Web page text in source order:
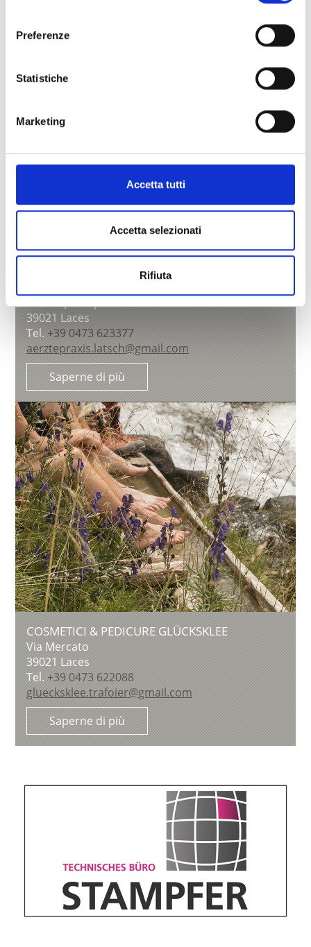
Preferenze
Statistiche
Marketing
Accetta tutti
Accetta selezionati
Rifiuta
Saperne di più
Strada principale 65b
39021 Laces
Tel.+39 0473 623377
aerztepraxis.latsch@gmail.com
Saperne di più
COSMETICI & PEDICURE GLÜCKSKLEE
Via Mercato
39021 Laces
Tel.+39 0473 622088
gluecksklee.trafoier@gmail.com
Saperne di più